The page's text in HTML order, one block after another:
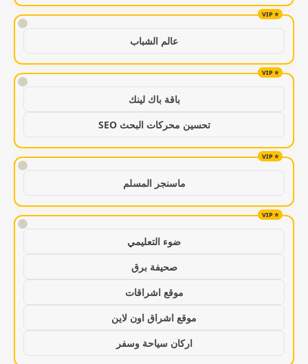
!
عالم الشباب
!
باقة باك لينك
تحسين محركات البحث SEO
!
ماسنجر المسلم
!
ضوء التعليمي
صحيفة برق
موقع اشراقات
موقع اشراق اون لاين
اركان سياحة وسفر